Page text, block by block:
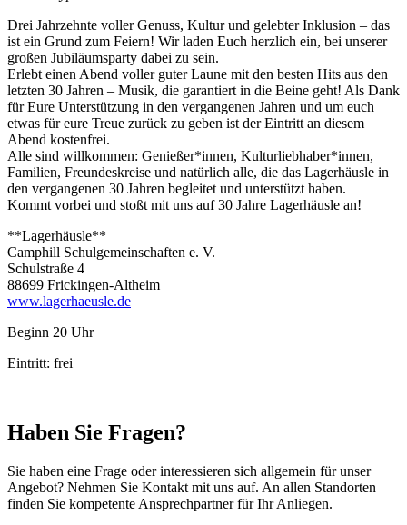
Drei Jahrzehnte voller Genuss, Kultur und gelebter Inklusion – das
ist ein Grund zum Feiern! Wir laden Euch herzlich ein, bei unserer
großen Jubiläumsparty dabei zu sein.
Erlebt einen Abend voller guter Laune mit den besten Hits aus den
letzten 30 Jahren – Musik, die garantiert in die Beine geht! Als Dank
für Eure Unterstützung in den vergangenen Jahren und um euch
etwas für eure Treue zurück zu geben ist der Eintritt an diesem
Abend kostenfrei.
Alle sind willkommen: Genießer*innen, Kulturliebhaber*innen,
Familien, Freundeskreise und natürlich alle, die das Lagerhäusle in
den vergangenen 30 Jahren begleitet und unterstützt haben.
Kommt vorbei und stoßt mit uns auf 30 Jahre Lagerhäusle an!
**Lagerhäusle**
Camphill Schulgemeinschaften e. V.
Schulstraße 4
88699 Frickingen-Altheim
www.lagerhaeusle.de
Beginn 20 Uhr
Eintritt: frei
Haben Sie Fragen?
Sie haben eine Frage oder interessieren sich allgemein für unser
Angebot? Nehmen Sie Kontakt mit uns auf. An allen Standorten
finden Sie kompetente Ansprechpartner für Ihr Anliegen.